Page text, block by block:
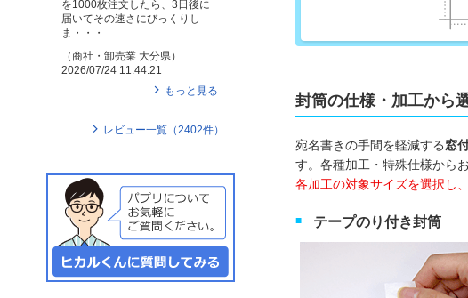
封筒の仕様・加工から
宛名書きの手間を軽減する窓
す。各種加工・特殊仕様から
各加工の対象サイズを選択し
テープのり付き封筒
を1000枚注文したら、3日後に
届いてその速さにびっくりし
ま・・・
（商社・卸売業 大分県 ）
2026/07/24 11:44:21
もっと見る
レビュー一覧（2402件）